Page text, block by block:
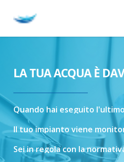
LA TUA ACQUA È
Quando hai eseguito l'ultimo
Il tuoimpianto viene
Seiinregola con la